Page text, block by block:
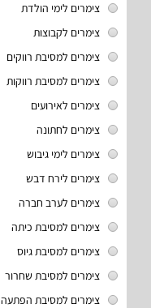
צימרים לימי הולדת
צימרים לקבוצות
צימרים למסיבת רווקים
צימרים למסיבת רווקות
צימרים לאירועים
צימרים לחתונה
צימרים לימי גיבוש
צימרים לירח דבש
צימרים לערב חברה
צימרים למסיבת כיתה
צימרים למסיבת גיוס
צימרים למסיבת שחרור
צימרים למסיבת הפתעה